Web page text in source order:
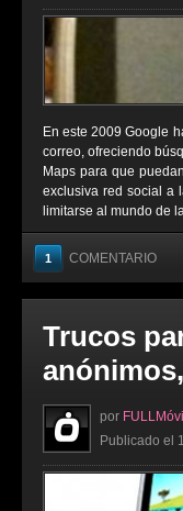
En este 2009 Google
correo, ofreciendo
Maps para que
exclusiva red social a
limitarse al mundo de
1 COMENTARIO
Trucos
por
Publicado el